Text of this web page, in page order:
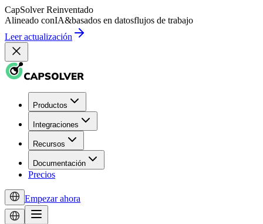
CapSolver Reinventado
Alineado conIA&basados en datosflujos de trabajo
Leer actualización
Productos
Integraciones
Recursos
Documentación
Precios
Empezar ahora